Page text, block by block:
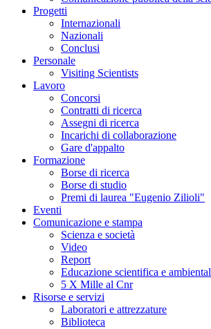
Progetti
Internazionali
Nazionali
Conclusi
Personale
Visiting Scientists
Lavoro
Concorsi
Contratti di ricerca
Assegni di ricerca
Incarichi di collaborazione
Gare d'appalto
Formazione
Borse di ricerca
Borse di studio
Premi di laurea "Eugenio Zilioli"
Eventi
Comunicazione e stampa
Scienza e società
Video
Report
Educazione scientifica e
5 X Mille al Cnr
Risorse e servizi
Laboratori e attrezzature
Biblioteca